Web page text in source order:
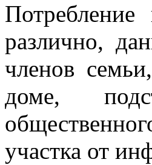
различно,
членов
доме,
участка от